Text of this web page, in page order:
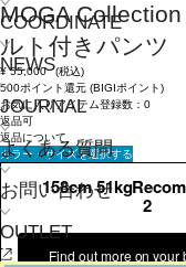
COORDINATE
NEWS
JOURNAL
よくある質問
お問い合わせ
OUTLET
MOGA
ルト付きパンツ
¥ 55,000
(税込)
500ポイント還元 (BIGIポイント)
お気に入りアイテム登録数： 0
返品可
返品について
カラー・サイズを選択する
158cm
2
Find out more on your